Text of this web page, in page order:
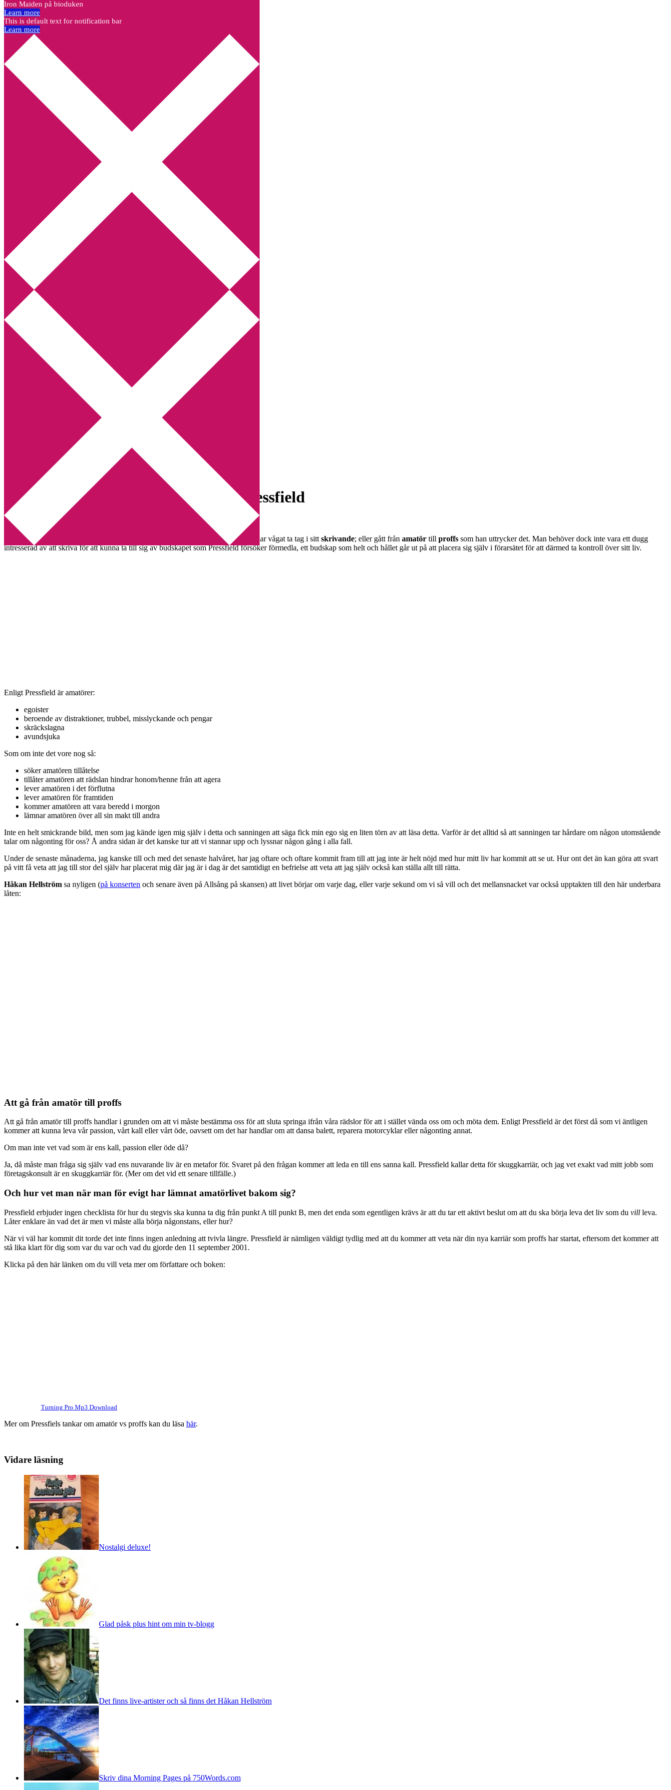
Annikas litteratur- och kulturblogg
Deckare, kriminalromaner, thrillers
Hem
Boktolva
Författarfemman
Kontakt
Webbshop Amazon
Utskriftscentralen
Min tv-blogg
You are here:Home Recension: Turning Pro av Steven Pressfield
Recension: Turning Pro av Steven Pressfield
2013-07-13 Annika
Steven Pressfields
riktar sig i första hand till de som ännu inte har vågat ta tag i sitt skrivande; eller gått från amatör till proffs som han uttrycker det. Man behöver dock inte vara ett dugg
intresserad av att skriva för att kunna ta till sig av budskapet som Pressfield försöker förmedla, ett budskap som helt och hållet går ut på att placera sig själv i förarsätet för att därmed ta kontroll över sitt liv.
Enligt Pressfield är amatörer:
egoister
beroende av distraktioner, trubbel, misslyckande och pengar
skräckslagna
avundsjuka
Som om inte det vore nog så:
söker amatören tillåtelse
tillåter amatören att rädslan hindrar honom/henne från att agera
lever amatören i det förflutna
lever amatören för framtiden
kommer amatören att vara beredd i morgon
lämnar amatören över all sin makt till andra
Inte en helt smickrande bild, men som jag kände igen mig själv i detta och sanningen att säga fick min ego sig en liten törn av att läsa detta. Varför är det alltid så att sanningen tar hårdare om någon utomstående
talar om någonting för oss? Å andra sidan är det kanske tur att vi stannar upp och lyssnar någon gång i alla fall.
Under de senaste månaderna, jag kanske till och med det senaste halvåret, har jag oftare och oftare kommit fram till att jag inte är helt nöjd med hur mitt liv har kommit att se ut. Hur ont det än kan göra att svart
på vitt få veta att jag till stor del själv har placerat mig där jag är i dag är det samtidigt en befrielse att veta att jag själv också kan ställa allt till rätta.
Håkan Hellström sa nyligen (på konserten och senare även på Allsång på skansen) att livet börjar om varje dag, eller varje sekund om vi så vill och det mellansnacket var också upptakten till den här underbara
låten:
Att gå från amatör till proffs
Att gå från amatör till proffs handlar i grunden om att vi måste bestämma oss för att sluta springa ifrån våra rädslor för att i stället vända oss om och möta dem. Enligt Pressfield är det först då som vi äntligen
kommer att kunna leva vår passion, vårt kall eller vårt öde, oavsett om det har handlar om att dansa balett, reparera motorcyklar eller någonting annat.
Om man inte vet vad som är ens kall, passion eller öde då?
Ja, då måste man fråga sig själv vad ens nuvarande liv är en metafor för. Svaret på den frågan kommer att leda en till ens sanna kall. Pressfield kallar detta för skuggkarriär, och jag vet exakt vad mitt jobb som
företagskonsult är en skuggkarriär för. (Mer om det vid ett senare tillfälle.)
Och hur vet man när man för evigt har lämnat amatörlivet bakom sig?
Pressfield erbjuder ingen checklista för hur du stegvis ska kunna ta dig från punkt A till punkt B, men det enda som egentligen krävs är att du tar ett aktivt beslut om att du ska börja leva det liv som du vill leva.
Låter enklare än vad det är men vi måste alla börja någonstans, eller hur?
När vi väl har kommit dit torde det inte finns ingen anledning att tvivla längre. Pressfield är nämligen väldigt tydlig med att du kommer att veta när din nya karriär som proffs har startat, eftersom det kommer att
stå lika klart för dig som var du var och vad du gjorde den 11 september 2001.
Klicka på den här länken om du vill veta mer om författare och boken:
Turning Pro Mp3 Download
Mer om Pressfiels tankar om amatör vs proffs kan du läsa här.
Vidare läsning
Nostalgi deluxe!
Glad påsk plus hint om min tv-blogg
Det finns live-artister och så finns det Håkan Hellström
Skriv dina Morning Pages på 750Words.com
Iron Maiden på bioduken
Learn more
This is default text for notification bar
Learn more